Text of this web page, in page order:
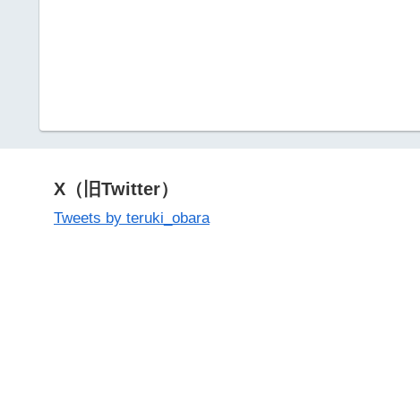
X（旧Twitter）
Tweets by teruki_obara